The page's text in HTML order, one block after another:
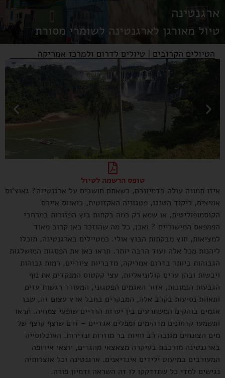
ארגנטינה
טיול מאורגן לארגנטינה לשומרי מסורת
הטיולים הקרובים | טיולים לדרום ולמרכז אמריקה
טופס הרשמה לטיול
איזו תמונה עולה בדמיונכם, כשאתם חושבים על ארגנטינה? גאוצ'וס
אמיצים, ריקוד הטנגו, פטגוניה האקזוטית, בואנוס איירס
הקוסמופוליטית, או שמא רק כמה בקתות בוץ הפזורות במרחבי
הפמפאס המישוריים ? ואכן, כל מה שהוזכר כאן קרוב מאוד
למציאות, חוץ מבקתות הבוץ אולי. כמטיילים בארגנטינה, תוכלו
ליהנות מכל אלה ועוד הרבה יותר. תראו כאן את הפסגות המושלגות
הגבוהות ביותר בדרום אמריקה, מדבריות ציוריים, רמות גבוהות
ויבשות ובהן ערים קולוניאליות, עצי קקטוס המנקדים את נוף
הגבעות הנמוכות, אזור האגמים הפטגוני, המעורר רגשות עזים
ותאוות נסיעות בקרב אלה, המבקרים בחבל ארץ עצום זה, שבו
אגמים בוהקים המשתרעים בין יערות הרריים שופעי צמחיה. תראו
ותשמעו קרחונים מדהימים ומפלים אגדיים – זרם שוצף קוצף של
מים הצונחים מגובה רב וחיות בר מוזרות ונדירות. האוכלוסייה
בארגנטינה מורכבת בעיקרה מצאצאי מהגרים, יוצאי אירופה
המעורבים במיעוט ילידים אינדיאנים. ארגנטינה וכל אוצרותיה
נגישים למדי כל שתזדקקו לו זה השראה ודמיון פורה.